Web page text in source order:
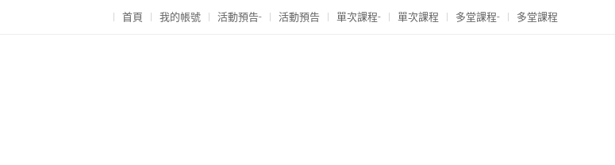
首頁 我的帳號 活動預告- 活動預告 單次課程- 單次課程 多堂課程- 多堂課程